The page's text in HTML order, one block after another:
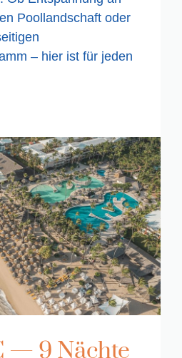
Poollandschaft oder
– hier ist für jeden
— 9 Nächte